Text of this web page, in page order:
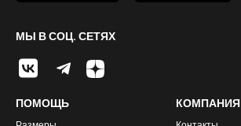
МЫ В СОЦ. СЕТЯХ
ПОМОЩЬ КОМПАНИЯ